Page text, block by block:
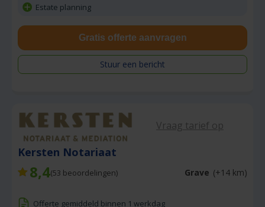
Estate planning
Gratis offerte aanvragen
Stuur een bericht
Vraag tarief op
Kersten Notariaat
8,4(53 beoordelingen) Grave (+14 km)
Offerte gemiddeld binnen 1 werkdag